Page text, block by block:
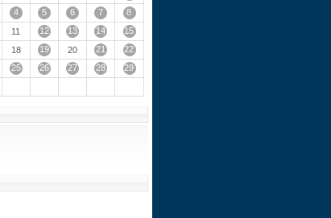
4 5 6 7
8
11 12 13 14
15
18 19 20 21
22
25 26 27 28
29